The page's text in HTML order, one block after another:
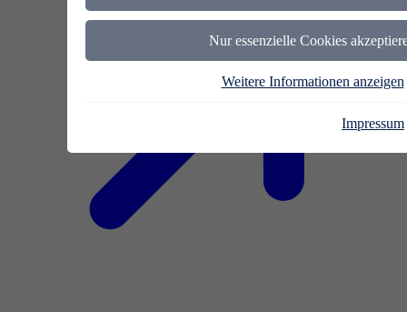
Nur essenzielle Cookies
Weitere Informationen anzeigen
Impressum